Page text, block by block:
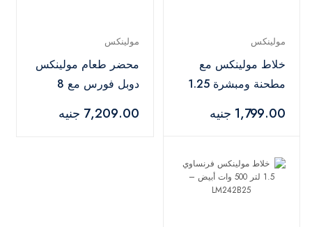
مولينكس
خلاط مولينكس مع
مطحنة ومبشرة 1.25
1,799.00 جنيه
مولينكس
محضر طعام مولينكس
دوبل فورس مع 8
1000 واط، كبة بسعة
7,209.00 جنيه